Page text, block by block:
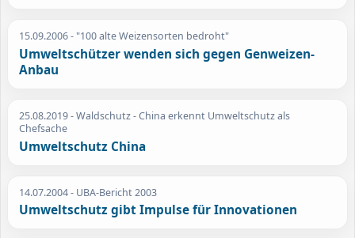
15.09.2006- "100 alte Weizensorten bedroht"
Umweltschützer wenden sich gegen Genweizen-
Anbau
25.08.2019- Waldschutz - China erkennt Umweltschutz als
Chefsache
Umweltschutz China
14.07.2004- UBA-Bericht 2003
Umweltschutz gibt Impulse für Innovationen